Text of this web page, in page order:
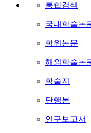
통합검색
국내학술논
학위논문
해외학술논
학술지
단행본
연구보고서